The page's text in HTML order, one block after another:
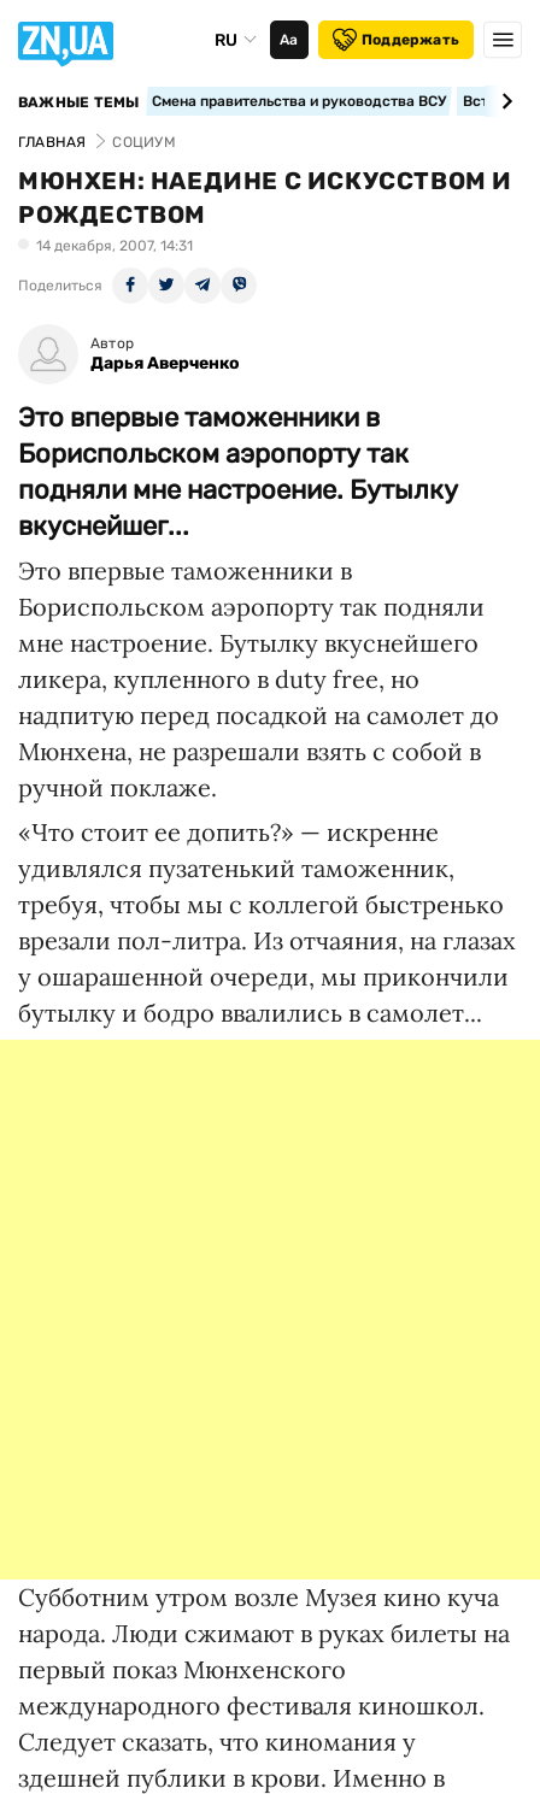
RU Аа Поддержать
ВАЖНЫЕ ТЕМЫ Смена правительства и руководства ВСУ
ГЛАВНАЯ СОЦИУМ
МЮНХЕН: НАЕДИНЕ С ИСКУССТВОМ И
РОЖДЕСТВОМ
14 декабря, 2007, 14:31
Поделиться
Автор
Дарья Аверченко
Это впервые таможенники в
Бориспольском аэропорту так
подняли мне настроение. Бутылку
вкуснейшег...
Это впервые таможенники в
Бориспольском аэропорту так подняли
мне настроение. Бутылку вкуснейшего
ликера, купленного в duty free, но
надпитую перед посадкой на самолет до
Мюнхена, не разрешали взять с собой в
ручной поклаже.
«Что стоит ее допить?» — искренне
удивлялся пузатенький таможенник,
требуя, чтобы мы с коллегой быстренько
врезали пол-литра. Из отчаяния, на глазах
у ошарашенной очереди, мы прикончили
бутылку и бодро ввалились в самолет...
Субботним утром возле Музея кино куча
народа. Люди сжимают в руках билеты на
первый показ Мюнхенского
международного фестиваля киношкол.
Следует сказать, что киномания у
здешней публики в крови. Именно в